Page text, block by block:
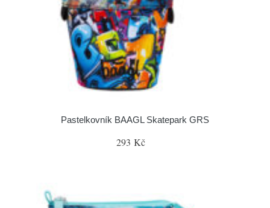
Pastelkovník BAAGL Skatepark GRS
293 Kč